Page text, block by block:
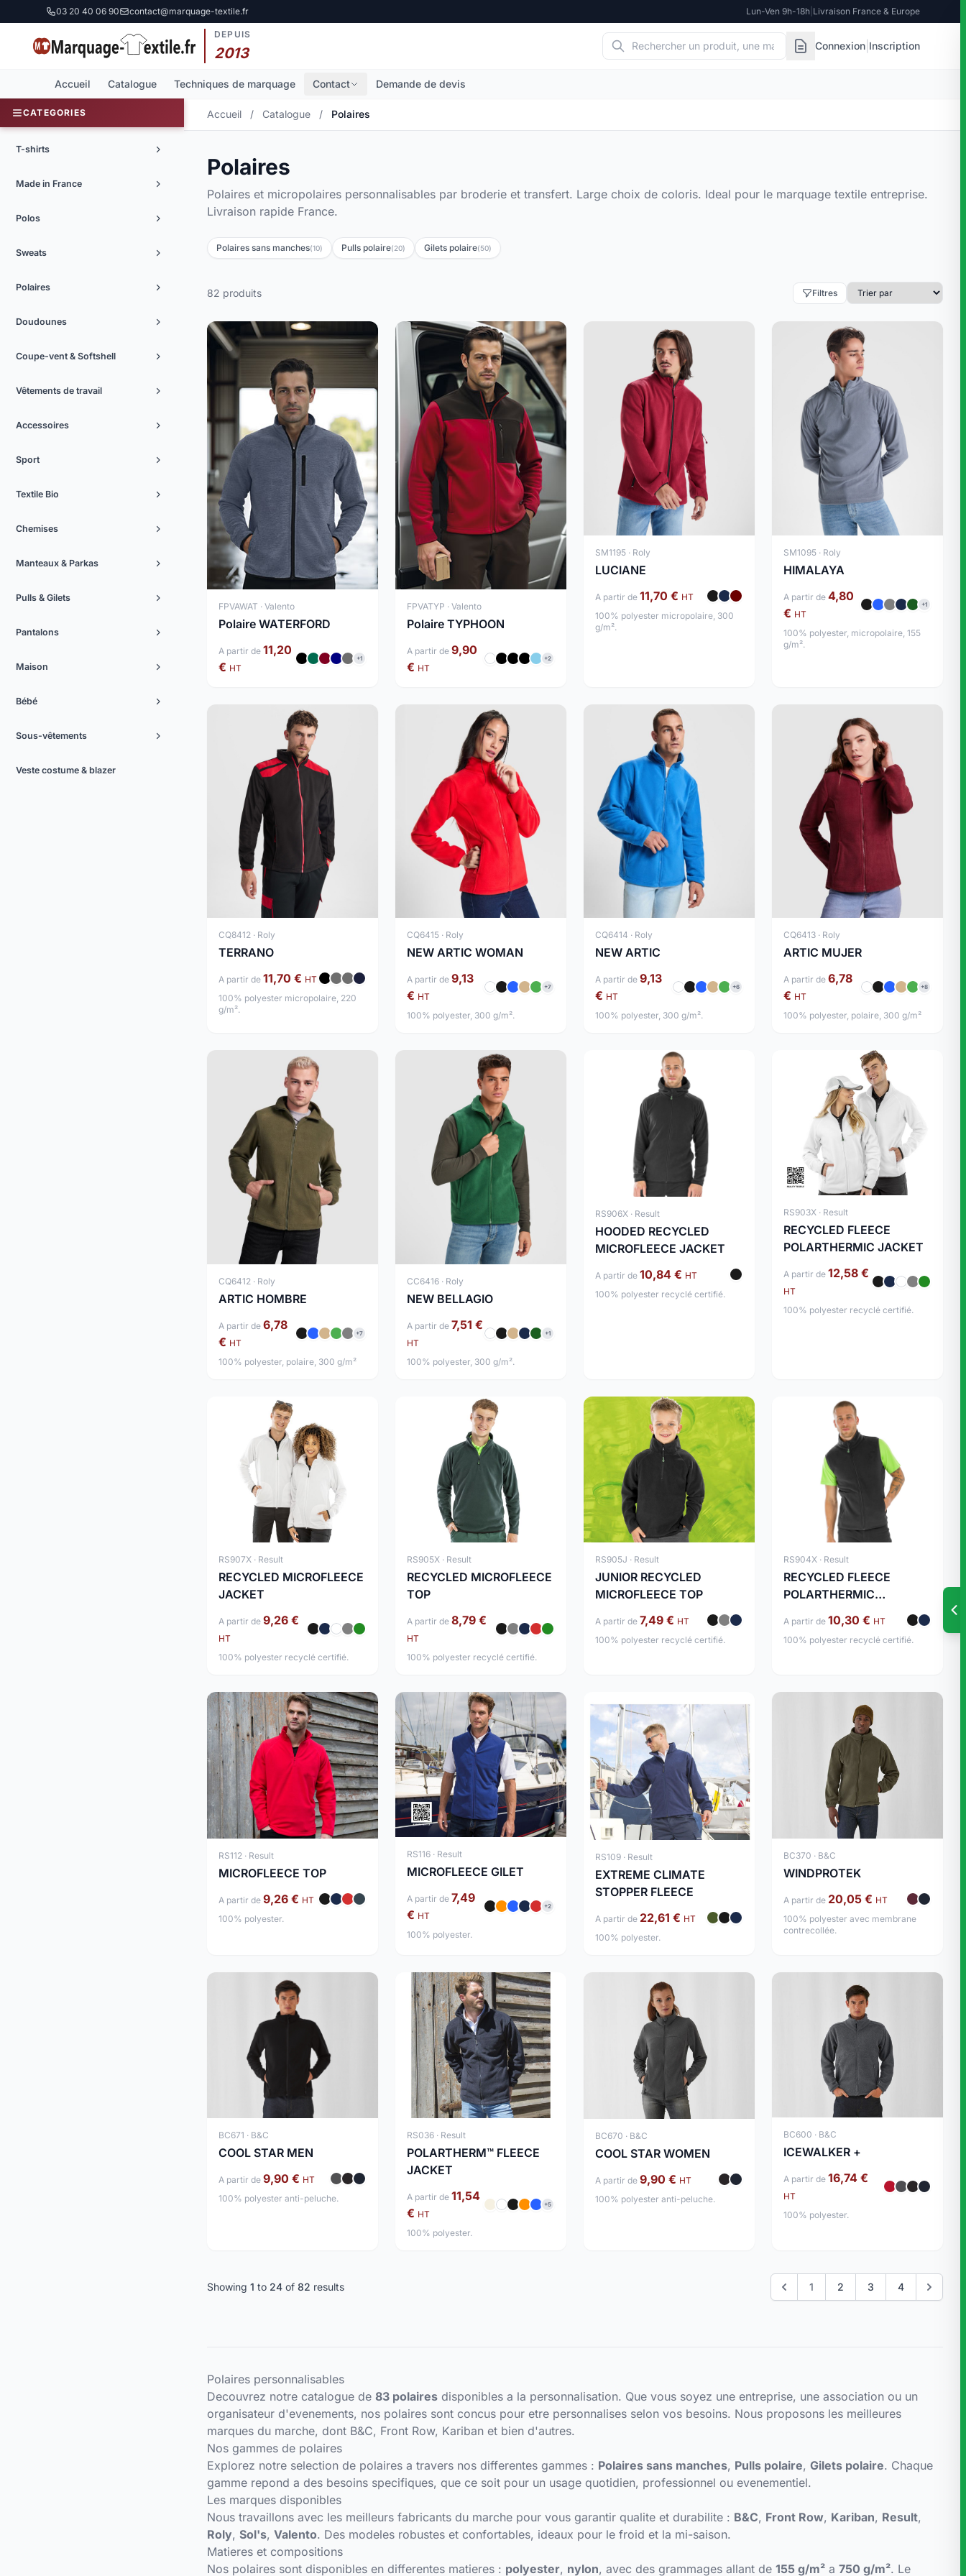
03 20 40 06 90 contact@marquage-textile.fr Lun-Ven 9h-18h Livraison France & Europe
DEPUIS
2013 Connexion Inscription
Accueil Catalogue Techniques de marquage Contact Demande de devis
CATEGORIES
T-shirts
Made in France
Polos
Sweats
Polaires
Doudounes
Coupe-vent & Softshell
Vêtements de travail
Accessoires
Sport
Textile Bio
Chemises
Manteaux & Parkas
Pulls & Gilets
Pantalons
Maison
Bébé
Sous-vêtements
Veste costume & blazer
Accueil / Catalogue / Polaires
Polaires
Polaires et micropolaires personnalisables par broderie et transfert. Large choix de coloris. Ideal pour le marquage textile entreprise.
Livraison rapide France.
Polaires sans manches(10) Pulls polaire(20) Gilets polaire(50)
82 produits Filtres
FPVAWAT · Valento
Polaire WATERFORD
A partir de 11,20
€ HT
+1
FPVATYP · Valento
Polaire TYPHOON
A partir de 9,90
€ HT
+2
SM1195 · Roly
LUCIANE
A partir de 11,70 € HT
100% polyester micropolaire, 300
g/m².
SM1095 · Roly
HIMALAYA
A partir de 4,80
€ HT
+1
100% polyester, micropolaire, 155
g/m².
CQ8412 · Roly
TERRANO
A partir de 11,70 € HT
100% polyester micropolaire, 220
g/m².
CQ6415 · Roly
NEW ARTIC WOMAN
A partir de 9,13
€ HT
+7
100% polyester, 300 g/m².
CQ6414 · Roly
NEW ARTIC
A partir de 9,13
€ HT
+6
100% polyester, 300 g/m².
CQ6413 · Roly
ARTIC MUJER
A partir de 6,78
€ HT
+8
100% polyester, polaire, 300 g/m²
CQ6412 · Roly
ARTIC HOMBRE
A partir de 6,78
€ HT
+7
100% polyester, polaire, 300 g/m²
CC6416 · Roly
NEW BELLAGIO
A partir de 7,51 €
HT
+1
100% polyester, 300 g/m².
RS906X · Result
HOODED RECYCLED
MICROFLEECE JACKET
A partir de 10,84 € HT
100% polyester recyclé certifié.
RS903X · Result
RECYCLED FLEECE
POLARTHERMIC JACKET
A partir de 12,58 €
HT
100% polyester recyclé certifié.
RS907X · Result
RECYCLED MICROFLEECE
JACKET
A partir de 9,26 €
HT
100% polyester recyclé certifié.
RS905X · Result
RECYCLED MICROFLEECE
TOP
A partir de 8,79 €
HT
100% polyester recyclé certifié.
RS905J · Result
JUNIOR RECYCLED
MICROFLEECE TOP
A partir de 7,49 € HT
100% polyester recyclé certifié.
RS904X · Result
RECYCLED FLEECE
POLARTHERMIC
A partir de 10,30 € HT
100% polyester recyclé certifié.
RS112 · Result
MICROFLEECE TOP
A partir de 9,26 € HT
100% polyester.
RS116 · Result
MICROFLEECE GILET
A partir de 7,49
€ HT
+2
100% polyester.
RS109 · Result
EXTREME CLIMATE
STOPPER FLEECE
A partir de 22,61 € HT
100% polyester.
BC370 · B&C
WINDPROTEK
A partir de 20,05 € HT
100% polyester avec membrane
contrecollée.
BC671 · B&C
COOL STAR MEN
A partir de 9,90 € HT
100% polyester anti-peluche.
RS036 · Result
POLARTHERM™ FLEECE
JACKET
A partir de 11,54
€ HT
+5
100% polyester.
BC670 · B&C
COOL STAR WOMEN
A partir de 9,90 € HT
100% polyester anti-peluche.
BC600 · B&C
ICEWALKER +
A partir de 16,74 €
HT
100% polyester.
Showing 1 to 24 of 82 results 1 2 3 4
Polaires personnalisables
Decouvrez notre catalogue de 83 polaires disponibles a la personnalisation. Que vous soyez une entreprise, une association ou un
organisateur d'evenements, nos polaires sont concus pour etre personnalises selon vos besoins. Nous proposons les meilleures
marques du marche, dont B&C, Front Row, Kariban et bien d'autres.
Nos gammes de polaires
Explorez notre selection de polaires a travers nos differentes gammes : Polaires sans manches, Pulls polaire, Gilets polaire. Chaque
gamme repond a des besoins specifiques, que ce soit pour un usage quotidien, professionnel ou evenementiel.
Les marques disponibles
Nous travaillons avec les meilleurs fabricants du marche pour vous garantir qualite et durabilite : B&C, Front Row, Kariban, Result,
Roly, Sol's, Valento. Des modeles robustes et confortables, ideaux pour le froid et la mi-saison.
Matieres et compositions
Nos polaires sont disponibles en differentes matieres : polyester, nylon, avec des grammages allant de 155 g/m² a 750 g/m². Le